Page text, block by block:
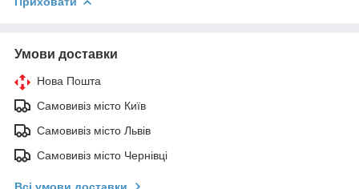
Умови доставки
Нова Пошта
Самовивіз місто Київ
Самовивіз місто Львів
Самовивіз місто Чернівці
Всі умови доставки